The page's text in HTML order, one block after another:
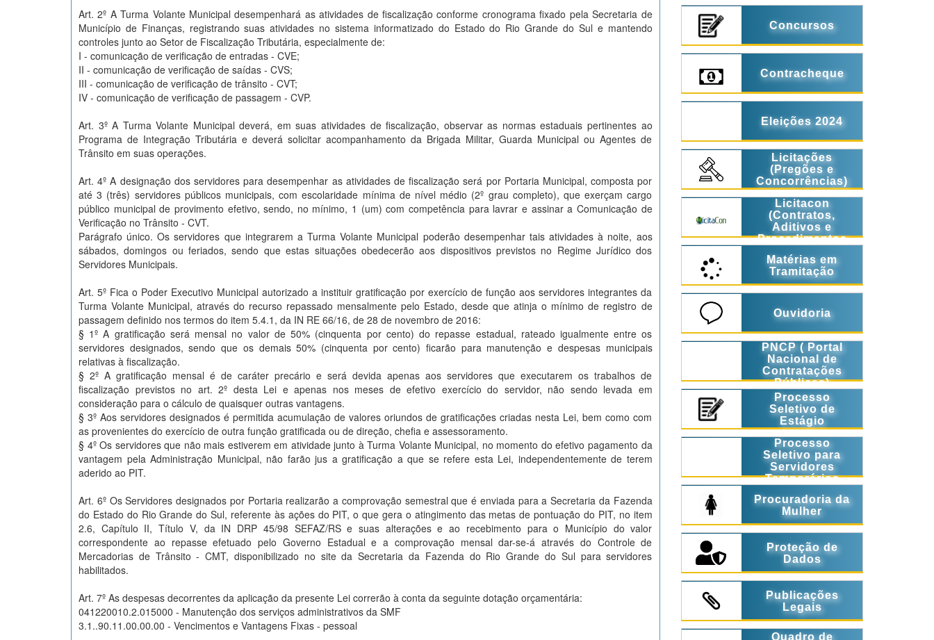
Art. 2º A Turma Volante Municipal desempenhará as atividades de fiscalização conforme cronograma fixado pela Secretaria de
Município de Finanças, registrando suas atividades no sistema informatizado do Estado do Rio Grande do Sul e mantendo
controles junto ao Setor de Fiscalização Tributária, especialmente de:
I - comunicação de verificação de entradas - CVE;
II - comunicação de verificação de saídas - CVS;
III - comunicação de verificação de trânsito - CVT;
IV - comunicação de verificação de passagem - CVP.
Art. 3º A Turma Volante Municipal deverá, em suas atividades de fiscalização, observar as normas estaduais pertinentes ao
Programa de Integração Tributária e deverá solicitar acompanhamento da Brigada Militar, Guarda Municipal ou Agentes de
Trânsito em suas operações.
Art. 4º A designação dos servidores para desempenhar as atividades de fiscalização será por Portaria Municipal, composta por
até 3 (três) servidores públicos municipais, com escolaridade mínima de nível médio (2º grau completo), que exerçam cargo
público municipal de provimento efetivo, sendo, no mínimo, 1 (um) com competência para lavrar e assinar a Comunicação de
Verificação no Trânsito - CVT.
Parágrafo único. Os servidores que integrarem a Turma Volante Municipal poderão desempenhar tais atividades à noite, aos
sábados, domingos ou feriados, sendo que estas situações obedecerão aos dispositivos previstos no Regime Jurídico dos
Servidores Municipais.
Art. 5º Fica o Poder Executivo Municipal autorizado a instituir gratificação por exercício de função aos servidores integrantes da
Turma Volante Municipal, através do recurso repassado mensalmente pelo Estado, desde que atinja o mínimo de registro de
passagem definido nos termos do item 5.4.1, da IN RE 66/16, de 28 de novembro de 2016:
§ 1º A gratificação será mensal no valor de 50% (cinquenta por cento) do repasse estadual, rateado igualmente entre os
servidores designados, sendo que os demais 50% (cinquenta por cento) ficarão para manutenção e despesas municipais
relativas à fiscalização.
§ 2º A gratificação mensal é de caráter precário e será devida apenas aos servidores que executarem os trabalhos de
fiscalização previstos no art. 2º desta Lei e apenas nos meses de efetivo exercício do servidor, não sendo levada em
consideração para o cálculo de quaisquer outras vantagens.
§ 3º Aos servidores designados é permitida acumulação de valores oriundos de gratificações criadas nesta Lei, bem como com
as provenientes do exercício de outra função gratificada ou de direção, chefia e assessoramento.
§ 4º Os servidores que não mais estiverem em atividade junto à Turma Volante Municipal, no momento do efetivo pagamento da
vantagem pela Administração Municipal, não farão jus a gratificação a que se refere esta Lei, independentemente de terem
aderido ao PIT.
Art. 6º Os Servidores designados por Portaria realizarão a comprovação semestral que é enviada para a Secretaria da Fazenda
do Estado do Rio Grande do Sul, referente às ações do PIT, o que gera o atingimento das metas de pontuação do PIT, no item
2.6, Capítulo II, Título V, da IN DRP 45/98 SEFAZ/RS e suas alterações e ao recebimento para o Município do valor
correspondente ao repasse efetuado pelo Governo Estadual e a comprovação mensal dar-se-á através do Controle de
Mercadorias de Trânsito - CMT, disponibilizado no site da Secretaria da Fazenda do Rio Grande do Sul para servidores
habilitados.
Art. 7º As despesas decorrentes da aplicação da presente Lei correrão à conta da seguinte dotação orçamentária:
041220010.2.015000 - Manutenção dos serviços administrativos da SMF
3.1..90.11.00.00.00 - Vencimentos e Vantagens Fixas - pessoal
Concursos
Contracheque
Eleições 2024
Licitações
(Pregões e
Concorrências)
Licitacon
(Contratos,
Aditivos e
Procedimentos
Matérias em
Tramitação
Ouvidoria
PNCP ( Portal
Nacional de
Contratações
Públicas)
Processo
Seletivo de
Estágio
Processo
Seletivo para
Servidores
Temporários
Procuradoria da
Mulher
Proteção de
Dados
Publicações
Legais
Quadro de